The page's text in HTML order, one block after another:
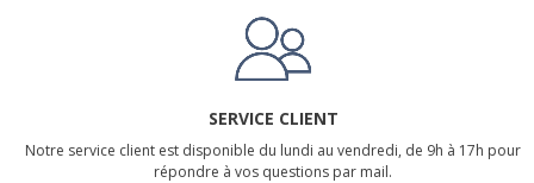
SERVICE CLIENT
Notre service client est disponible du lundi au vendredi, de 9h à 17h pour
répondre à vos questions par mail.